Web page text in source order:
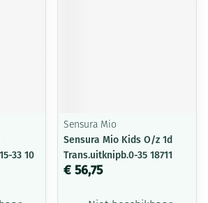
33 10
Sensura Mio
Sensura Mio Kids O/z 1d
Trans.uitknipb.0-35 18711
€ 56,75